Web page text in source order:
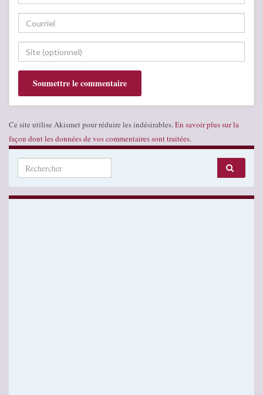
Ce site utilise Akismet pour réduire les indésirables.En savoir plus sur la
façon dont les données de vos commentaires sont traitées.
Search for: